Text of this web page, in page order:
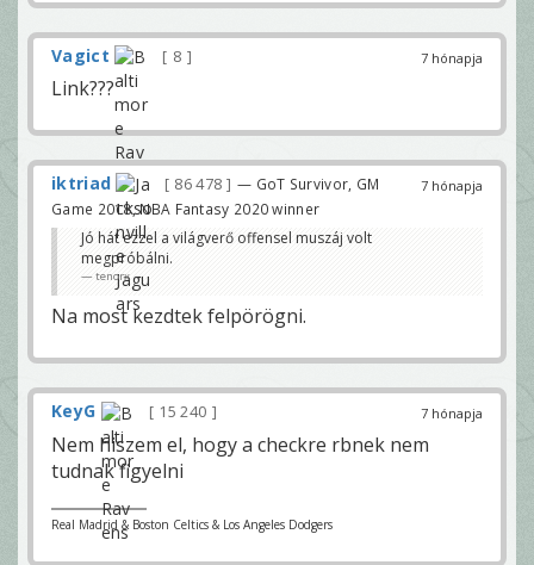
7 hónapja
Vagict 8
Link???
7 hónapja
iktriad 86 478
— GoT Survivor, GM
Game 2018, NBA Fantasy 2020 winner
Jó hát ezzel a világverő offensel muszáj volt
megpróbálni.
tenorx
Na most kezdtek felpörögni.
7 hónapja
KeyG 15 240
Nem hiszem el, hogy a checkre rbnek nem
tudnak figyelni
Real Madrid & Boston Celtics & Los Angeles Dodgers